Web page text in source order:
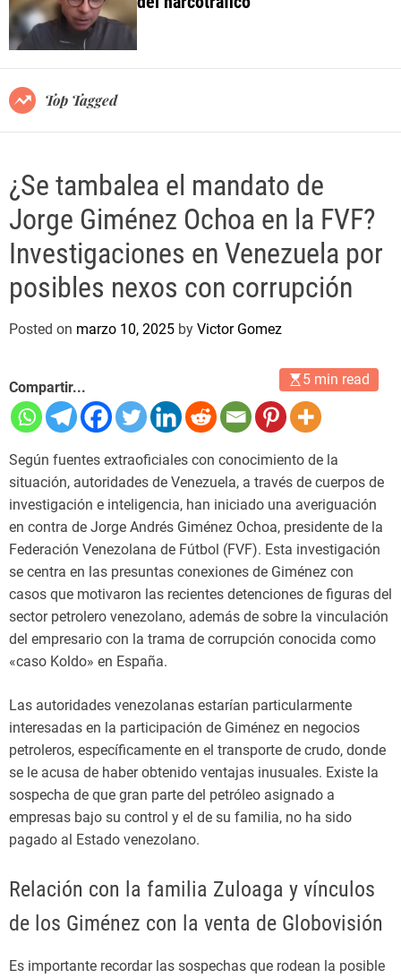
o
e
Top Tagged
¿Se tambalea el mandato de
Jorge Giménez Ochoa en la FVF?
Investigaciones en Venezuela por
posibles nexos con corrupción
Posted on marzo 10, 2025 by Victor Gomez
5 min read
Compartir...
Según fuentes extraoficiales con conocimiento de la
situación, autoridades de Venezuela, a través de cuerpos de
investigación e inteligencia, han iniciado una averiguación
en contra de Jorge Andrés Giménez Ochoa, presidente de la
Federación Venezolana de Fútbol (FVF). Esta investigación
se centra en las presuntas conexiones de Giménez con
casos que motivaron las recientes detenciones de figuras del
sector petrolero venezolano, además de sobre la vinculación
del empresario con la trama de corrupción conocida como
«caso Koldo» en España.
Las autoridades venezolanas estarían particularmente
interesadas en la participación de Giménez en negocios
petroleros, específicamente en el transporte de crudo, donde
se le acusa de haber obtenido ventajas inusuales. Existe la
sospecha de que gran parte del petróleo asignado a
empresas bajo su control y el de su familia, no ha sido
pagado al Estado venezolano.
Relación con la familia Zuloaga y vínculos
de los Giménez con la venta de Globovisión
Es importante recordar las sospechas que rodean la posible